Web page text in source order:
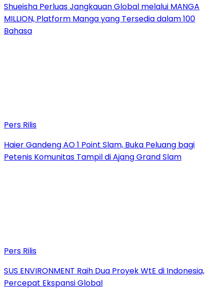
Shueisha Perluas Jangkauan Global melalui MANGA
MILLION, Platform Manga yang Tersedia dalam 100
Bahasa
Pers Rilis
Haier Gandeng AO 1 Point Slam, Buka Peluang bagi
Petenis Komunitas Tampil di Ajang Grand Slam
Pers Rilis
SUS ENVIRONMENT Raih Dua Proyek WtE di Indonesia,
Percepat Ekspansi Global